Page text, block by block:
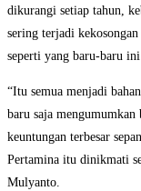
dikurangi setiap tahun,
sering terjadi
seperti yang baru-baru
“Itu semua menjadi
baru saja
keuntungan terbesar
Pertamina itu dinikmati
Mulyanto.